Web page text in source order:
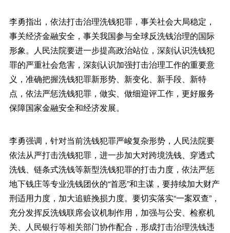
李勇指出，依法打击治理洗钱犯罪，事关社会大局稳定，
事关经济金融安全，事关我国参与全球反洗钱治理的国际
形象。人民法院要进一步提高政治站位，深刻认识洗钱犯
罪的严重社会危害，深刻认识加强打击治理工作的重要意
义，准确把握洗钱犯罪新形势、新变化、新手段、新特
点，依法严惩洗钱犯罪，做实、做细迎评工作，更好服务
保障国家金融安全和经济发展。
李勇强调，针对当前洗钱犯罪严峻复杂形势，人民法院要
依法从严打击洗钱犯罪，进一步加大对跨境洗钱、穿透式
洗钱、链条式洗钱等新型洗钱犯罪的打击力度，依法严惩
地下钱庄等专业洗钱团伙的“首恶”和主谋，要持续加大财产
刑适用力度，加大追赃挽损力度。要切实落实“一案双查”，
充分发挥反洗钱联席会议机制作用，加强与公安、检察机
关、人民银行等相关部门协作配合，形成打击治理洗钱违